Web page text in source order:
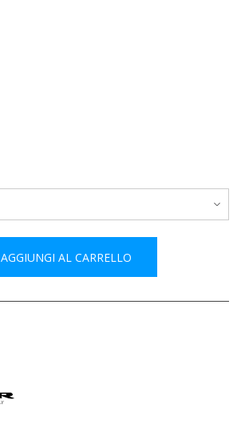
AGGIUNGI AL CARRELLO